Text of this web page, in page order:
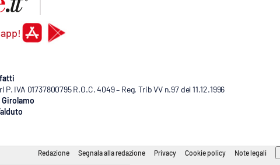
IVA 01737800795 R.O.C. 4049 – Reg. Trib VV n.97 del 11.12.1996
Redazione Segnala alla redazione Privacy Cookie policy Note legali